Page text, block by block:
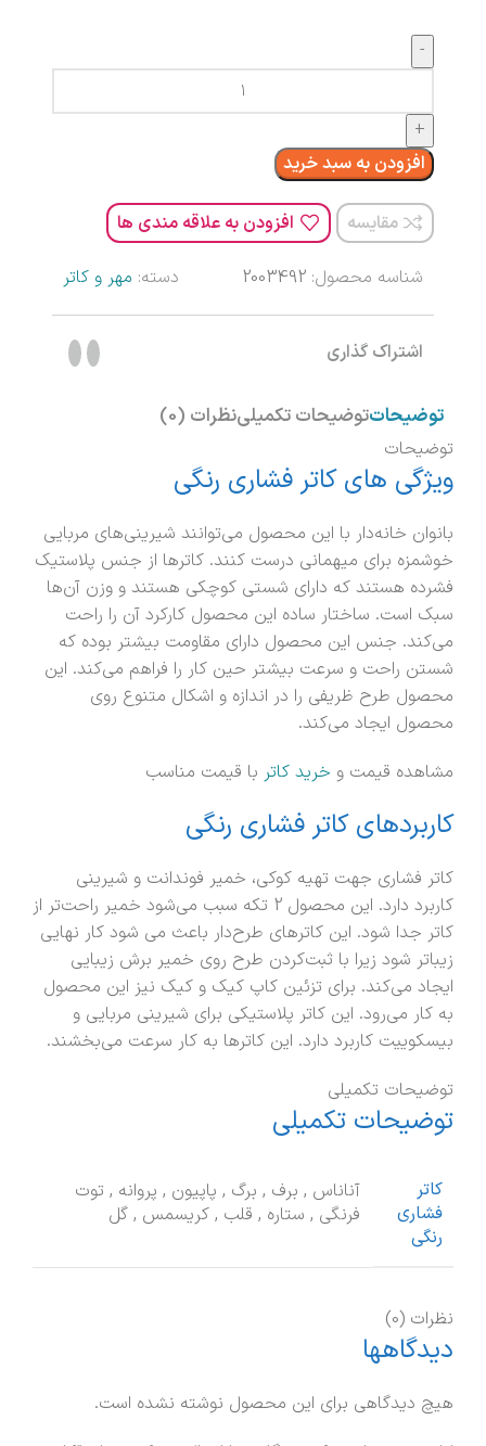
افزودن به سبد خرید
مقایسه افزودن به علاقه مندی ها
شناسه محصول: 2003492 دسته: مهر و کاتر
اشتراک گذاری
توضیحاتتوضیحات تکمیلینظرات (0)
توضیحات
ویژگی های کاتر فشاری رنگی
بانوان خانه‌دار با این محصول می‌توانند شیرینی‌های مربایی
خوشمزه برای میهمانی درست کنند. کاترها از جنس پلاستیک
فشرده هستند که دارای شستی کوچکی هستند و وزن آن‌ها
سبک است. ساختار ساده این محصول کارکرد آن را راحت
می‌کند. جنس این محصول دارای مقاومت بیشتر بوده که
شستن راحت و سرعت بیشتر حین کار را فراهم می‌کند. این
محصول طرح ظریفی را در اندازه و اشکال متنوع روی
محصول ایجاد می‌کند.
مشاهده قیمت و خرید کاتر با قیمت مناسب
کاربردهای کاتر فشاری رنگی
کاتر فشاری جهت تهیه کوکی، خمیر فوندانت و شیرینی
کاربرد دارد. این محصول 2 تکه سبب می‌شود خمیر راحت‌تر از
کاتر جدا شود. این کاترهای طرح‌دار باعث می شود کار نهایی
زیباتر شود زیرا با ثبت‌کردن طرح روی خمیر برش زیبایی
ایجاد می‌کند. برای تزئین کاپ کیک و کیک نیز این محصول
به کار می‌رود. این کاتر پلاستیکی برای شیرینی مربایی و
بیسکوییت کاربرد دارد. این کاترها به کار سرعت می‌بخشند.
توضیحات تکمیلی
توضیحات تکمیلی
کاتر
فشاری
رنگی
آناناس , برف , برگ , پاپیون , پروانه , توت
فرنگی , ستاره , قلب , کریسمس , گل
نظرات (0)
دیدگاهها
هیچ دیدگاهی برای این محصول نوشته نشده است.